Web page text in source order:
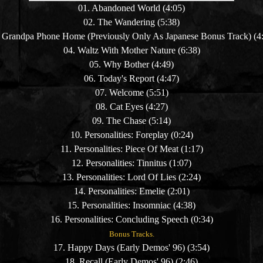
01. Abandoned World (4:05)
02. The Wandering (5:38)
Phone Home (Previously Only As Japanese Bonus Track)
04. Waltz With Mother Nature (6:38)
05. Why Bother (4:49)
06. Today's Report (4:47)
07. Welcome (5:51)
08. Cat Eyes (4:27)
09. The Chase (5:14)
10. Personalities: Foreplay (0:24)
11. Personalities: Piece Of Meat (1:17)
12. Personalities: Tinnitus (1:07)
13. Personalities: Lord Of Lies (2:24)
14. Personalities: Emelie (2:01)
15. Personalities: Insomniac (4:38)
16. Personalities: Concluding Speech (0:34)
Bonus Tracks.
17. Happy Days (Early Demos' 96) (3:54)